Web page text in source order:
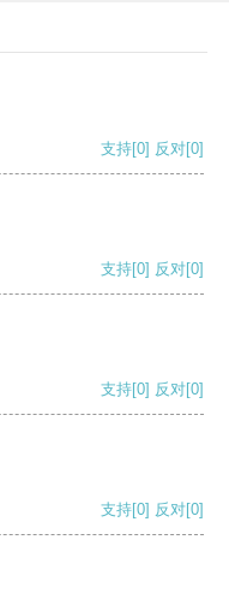
支持[0] 反对[0]
支持[0] 反对[0]
支持[0] 反对[0]
支持[0] 反对[0]